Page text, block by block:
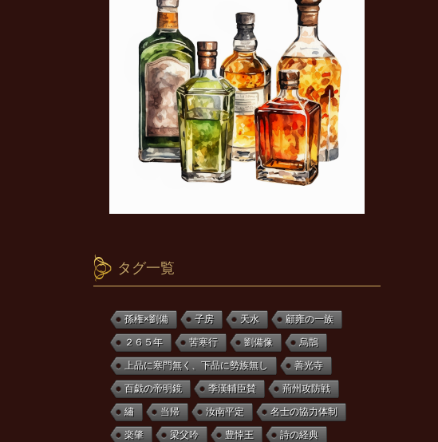
タグ一覧
孫権×劉備 子房 天水 顧雍の一族
２６５年 苦寒行 劉備像 烏鵲
上品に寒門無く、下品に勢族無し 善光寺
百戯の帝明鏡 季漢輔臣賛 荊州攻防戦
繡 当帰 汝南平定 名士の協力体制
楽肇 梁父吟 豊悼王 詩の経典